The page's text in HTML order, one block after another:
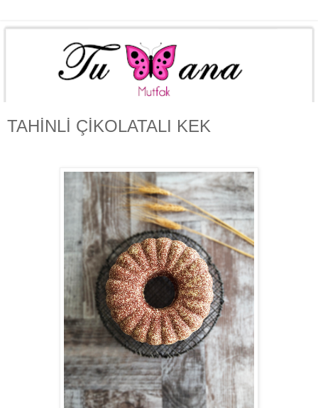
TAHİNLİ ÇİKOLATALI KEK